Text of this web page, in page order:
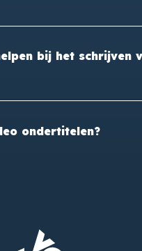
bij het schrijven
ondertitelen?